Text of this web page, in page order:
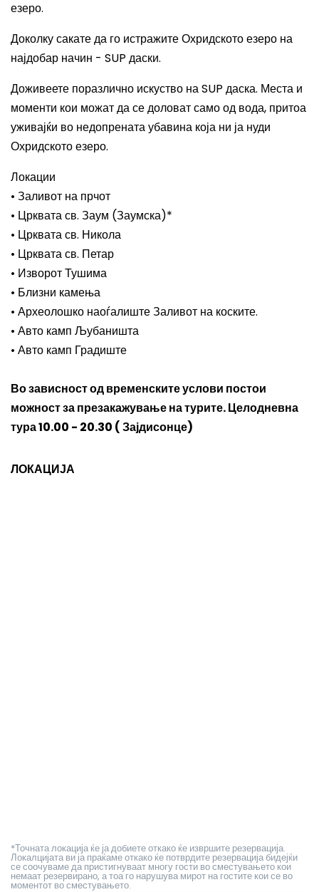
езеро.
Доколку сакате да го истражите Охридското езеро на
најдобар начин - SUP даски.
Доживеете поразлично искуство на SUP даска. Места и
моменти кои можат да се доловат само од вода, притоа
уживајќи во недопрената убавина која ни ја нуди
Охридското езеро.
Локации
• Заливот на прчот
• Црквата св. Заум (Заумска)*
• Црквата св. Никола
• Црквата св. Петар
• Изворот Тушима
• Близни камења
• Археолошко наоѓалиште Заливот на коските.
• Авто камп Љубаништа
• Авто камп Градиште
Во зависност од временските услови постои
можност за презакажување на турите. Целодневна
тура 10.00 - 20.30 ( Зајдисонце)
ЛОКАЦИЈА
*Точната локација ќе ја добиете откако ќе извршите резервација.
Локалцијата ви ја праќаме откако ќе потврдите резервација бидејќи
се соочуваме да пристигнуваат многу гости во сместувањето кои
немаат резервирано, а тоа го нарушува мирот на гостите кои се во
моментот во сместувањето.